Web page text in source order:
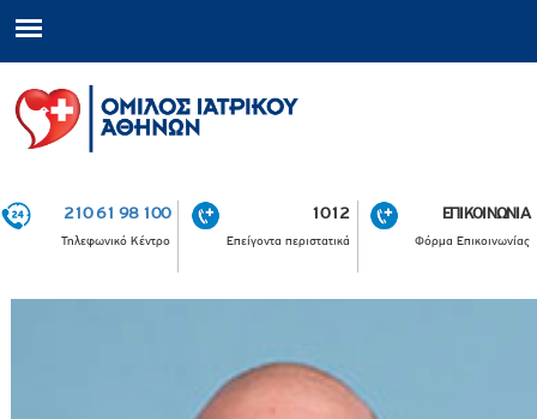
210 61 98 100
Τηλεφωνικό Κέντρο
1012
Επείγοντα περιστατικά
ΕΠΙΚΟΙΝΩΝΙΑ
Φόρμα Επικοινωνίας